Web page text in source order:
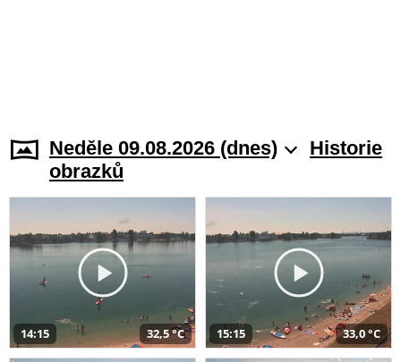
Neděle 09.08.2026 (dnes)
Historie
obrazků
14:15 32,5 °C 15:15 33,0 °C